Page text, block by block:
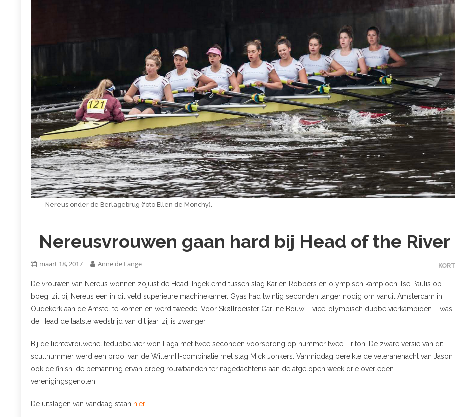
Nereus onder de Berlagebrug (foto Ellen de Monchy).
Nereusvrouwen gaan hard bij Head of the River
KORT
maart 18, 2017 Anne de Lange
De vrouwen van Nereus wonnen zojuist de Head. Ingeklemd tussen slag Karien Robbers en olympisch kampioen Ilse Paulis op
boeg, zit bij Nereus een in dit veld superieure machinekamer. Gyas had twintig seconden langer nodig om vanuit Amsterdam in
Oudekerk aan de Amstel te komen en werd tweede. Voor Skøllroeister Carline Bouw – vice-olympisch dubbelvierkampioen – was
de Head de laatste wedstrijd van dit jaar, zij is zwanger.
Bij de lichtevrouwenelitedubbelvier won Laga met twee seconden voorsprong op nummer twee: Triton. De zware versie van dit
scullnummer werd een prooi van de WillemIII-combinatie met slag Mick Jonkers. Vanmiddag bereikte de veteranenacht van Jason
ook de finish, de bemanning ervan droeg rouwbanden ter nagedachtenis aan de afgelopen week drie overleden
verenigingsgenoten.
De uitslagen van vandaag staan hier.